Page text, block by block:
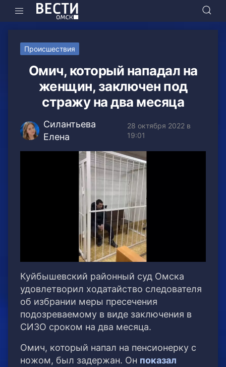
Происшествия
Омич, который нападал на
женщин, заключен под
стражу на два месяца
Силантьева
Елена
28 октября 2022 в
19:01
Куйбышевский районный суд Омска
удовлетворил ходатайство следователя
об избрании меры пресечения
подозреваемому в виде заключения в
СИЗО сроком на два месяца.
Омич, который напал на пенсионерку с
ножом, был задержан. Он показал